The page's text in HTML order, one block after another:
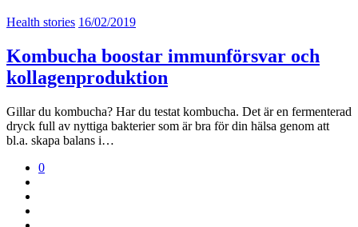
Health stories 16/02/2019
Kombucha boostar immunförsvar och
kollagenproduktion
Gillar du kombucha? Har du testat kombucha. Det är en fermenterad
dryck full av nyttiga bakterier som är bra för din hälsa genom att
bl.a. skapa balans i…
0